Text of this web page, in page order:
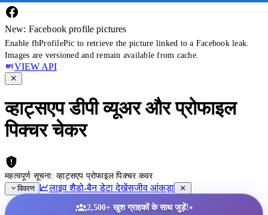
New: Facebook profile pictures
Enable fbProfilePic to retrieve the picture linked to a Facebook leak.
Images are versioned and remain available from cache.
VIEW API
व्हाट्सएप डीपी व्यूअर और प्रोफाइल
पिक्चर चेकर
महत्वपूर्ण सूचना: व्हाट्सएप प्रोफाइल पिक्चर कवर
विवरण
लाइव शैडो-बैन डेटा देखेंसजीव आंकड़ा
2,500+ खुश ग्राहकों के साथ जुड़ें!•